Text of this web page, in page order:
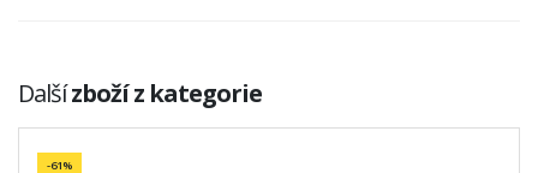
Dalšízboží z kategorie
-61%